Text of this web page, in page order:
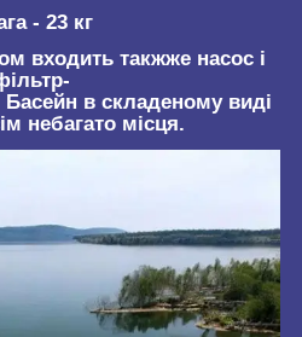
- 23 кг
входить такжже насос і
в складеному виді
небагато місця.